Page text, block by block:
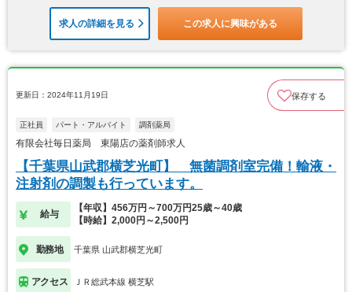
求人の詳細を見る この求人に興味がある
更新日：2024年11月19日 保存する
正社員 パート・アルバイト 調剤薬局
有限会社毎日薬局 東陽店の薬剤師求人
【千葉県山武郡横芝光町】 無菌調剤室完備！輸液・
注射剤の調製も行っています。
給与
【年収】456万円～700万円25歳～40歳
【時給】2,000円～2,500円
勤務地 千葉県 山武郡横芝光町
アクセス ＪＲ総武本線 横芝駅